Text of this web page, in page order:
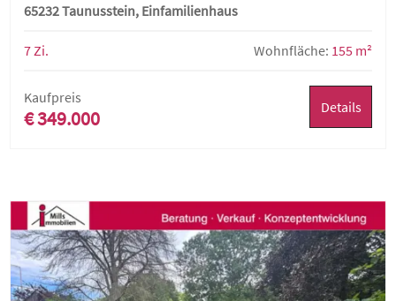
65232 Taunusstein, Einfamilienhaus
7 Zi. Wohnfläche: 155 m²
Kaufpreis
€ 349.000 Details